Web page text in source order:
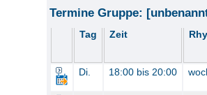
Termine Gruppe:
Tag Zeit
Di. 18:00 bis 20:00